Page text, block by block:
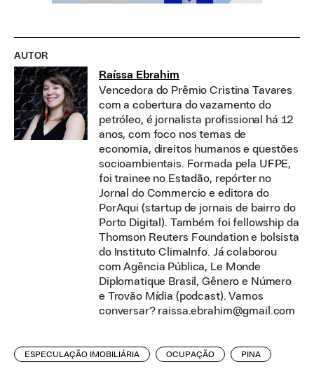
AUTOR
Raíssa Ebrahim
Vencedora do Prêmio Cristina Tavares
com a cobertura do vazamento do
petróleo, é jornalista profissional há 12
anos, com foco nos temas de
economia, direitos humanos e questões
socioambientais. Formada pela UFPE,
foi trainee no Estadão, repórter no
Jornal do Commercio e editora do
PorAqui (startup de jornais de bairro do
Porto Digital). Também foi fellowship da
Thomson Reuters Foundation e bolsista
do Instituto ClimaInfo. Já colaborou
com Agência Pública, Le Monde
Diplomatique Brasil, Gênero e Número
e Trovão Mídia (podcast). Vamos
conversar? raissa.ebrahim@gmail.com
ESPECULAÇÃO IMOBILIÁRIA OCUPAÇÃO PINA